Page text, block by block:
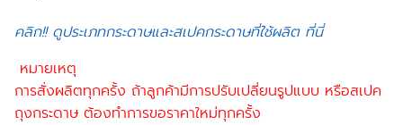
คลิก!! ดูประเภทกระดาษและสเปคกระดาษที่ใช้ผลิต ที่นี่
หมายเหตุ
การสั่งผลิตทุกครั้ง ถ้าลูกค้ามีการปรับเปลี่ยนรูปแบบ หรือสเปค
ถุงกระดาษ ต้องทำการขอราคาใหม่ทุกครั้ง